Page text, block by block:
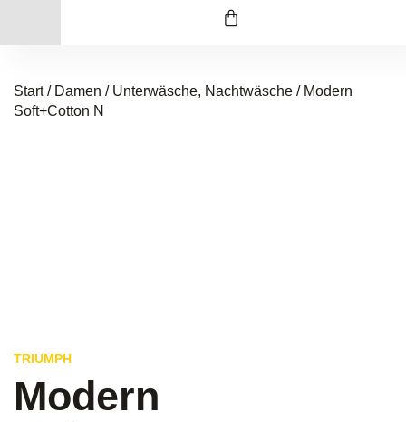
Start/ Damen / Unterwäsche, Nachtwäsche / Modern
Soft+Cotton N
TRIUMPH
Modern